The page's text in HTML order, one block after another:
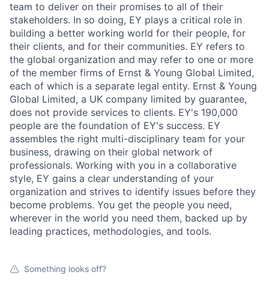
team to deliver on their promises to all of their
stakeholders. In so doing, EY plays a critical role in
building a better working world for their people, for
their clients, and for their communities. EY refers to
the global organization and may refer to one or more
of the member firms of Ernst & Young Global Limited,
each of which is a separate legal entity. Ernst & Young
Global Limited, a UK company limited by guarantee,
does not provide services to clients. EY's 190,000
people are the foundation of EY's success. EY
assembles the right multi-disciplinary team for your
business, drawing on their global network of
professionals. Working with you in a collaborative
style, EY gains a clear understanding of your
organization and strives to identify issues before they
become problems. You get the people you need,
wherever in the world you need them, backed up by
leading practices, methodologies, and tools.
Something looks off?